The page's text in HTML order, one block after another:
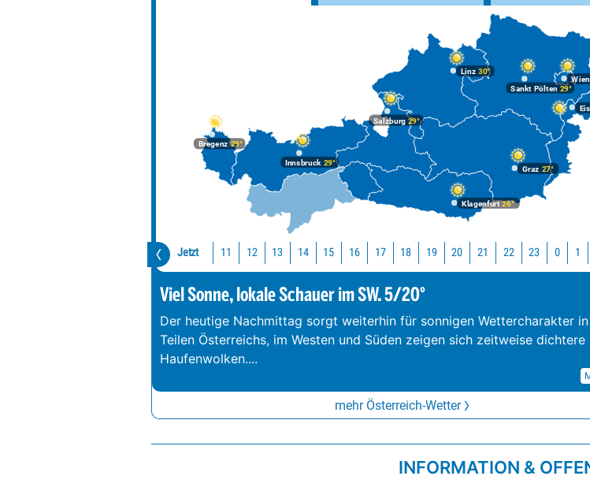
Bregenz29°
Graz 27°
Innsbruck29°
Klagenfurt26°
Linz 30°
Salzburg29°
Wien
Sankt Pölten 29°
Jetzt 11 12 13 14 15 16 17 18 19 20 21 22 23 0 1
Viel Sonne, lokale Schauer im SW. 5/20°
Der heutige Nachmittag sorgt weiterhin für sonnigen Wettercharakter
Teilen Österreichs, im Westen und Süden zeigen sich zeitweise dichtere
Haufenwolken....
mehr Österreich-Wetter
INFORMATION &